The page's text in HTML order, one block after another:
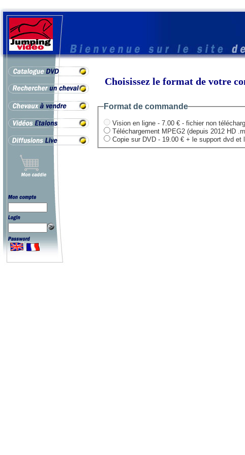
Choisissez le format de votre
Format de commande
Vision en ligne - 7.00 € - fichier non
Téléchargement MPEG2 (depuis 2012 HD
Copie sur DVD - 19.00 € + le support dvd et